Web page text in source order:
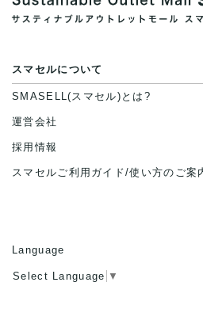
スマセルについて
SMASELL(スマセル)とは?
運営会社
採用情報
スマセルご利用ガイド/使い方のご案
Language
Select Language ▼